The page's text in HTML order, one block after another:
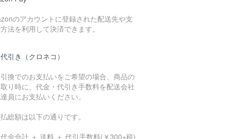
のアカウントに登録された配送先や支
法を利用して決済できます。
引き（クロネコ）
換でのお支払いをご希望の場合、商品の
り時に、代金・代引き手数料を配送会社
員にお支払いください。
総額は以下の通りです。
金合計 ＋ 送料 ＋ 代引手数料(￥300+税)